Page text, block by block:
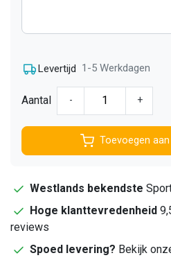
Levertijd 1-5 Werkdagen
Aantal - +
Toevoegen
Westlands bekendste
Hoge klanttevredenheid
reviews
Spoed levering? Bekijk